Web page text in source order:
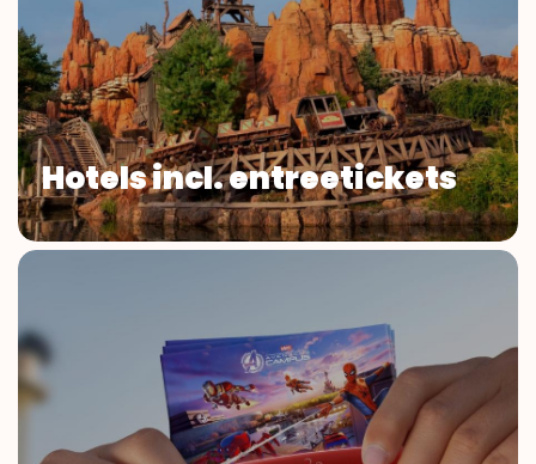
Hotels incl. entreetickets